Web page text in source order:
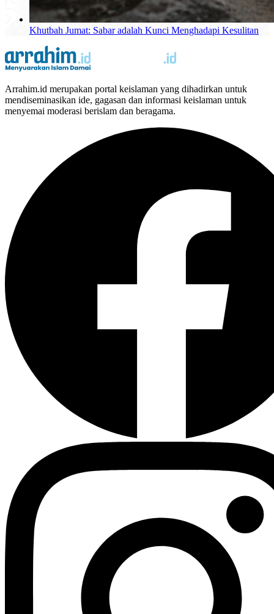
Khutbah Jumat: Sabar adalah Kunci Menghadapi Kesulitan
Arrahim.id merupakan portal keislaman yang dihadirkan untuk
mendiseminasikan ide, gagasan dan informasi keislaman untuk
menyemai moderasi berislam dan beragama.